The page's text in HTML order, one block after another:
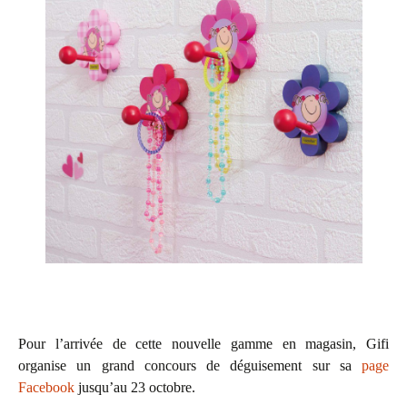
Pour l’arrivée de cette nouvelle gamme en magasin, Gifi
organise un grand concours de déguisement sur sa page
Facebook jusqu’au 23 octobre.